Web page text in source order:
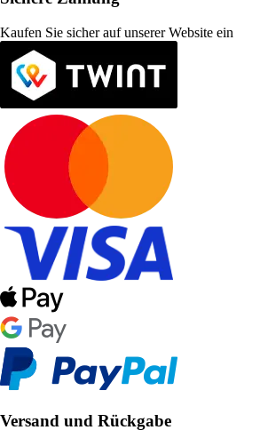
Kaufen Sie sicher auf unserer Website ein
Versand und Rückgabe